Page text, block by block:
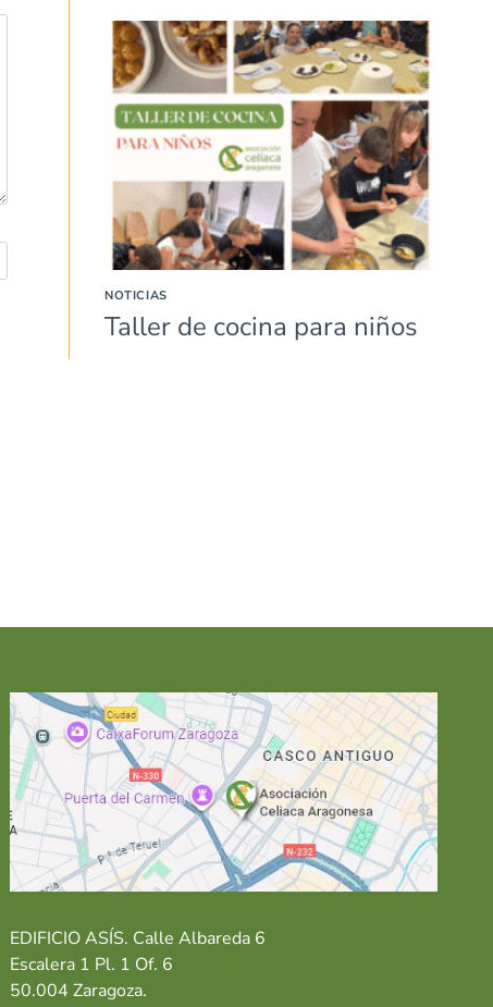
NOTICIAS
Taller de cocina para niños
EDIFICIO ASÍS. Calle Albareda 6
Escalera 1 Pl. 1 Of. 6
50.004 Zaragoza.